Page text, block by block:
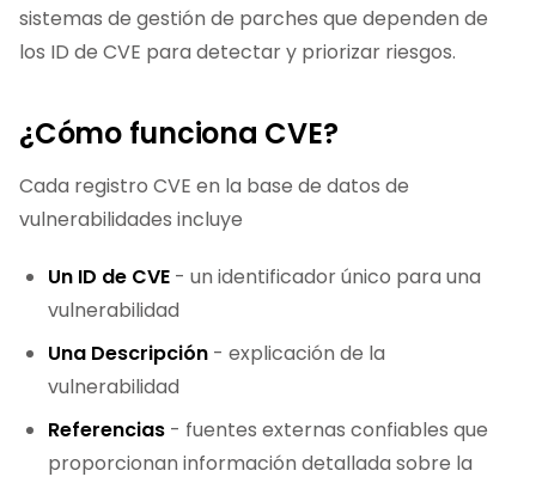
sistemas de gestión de parches que dependen de
los ID de CVE para detectar y priorizar riesgos.
¿Cómo funciona CVE?
Cada registro CVE en la base de datos de
vulnerabilidades incluye
Un ID de CVE - un identificador único para una
vulnerabilidad
Una Descripción - explicación de la
vulnerabilidad
Referencias - fuentes externas confiables que
proporcionan información detallada sobre la